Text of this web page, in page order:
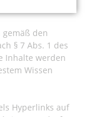
den
§ 7 Abs. 1 des
Inhalte werden
Wissen
Hyperlinks auf